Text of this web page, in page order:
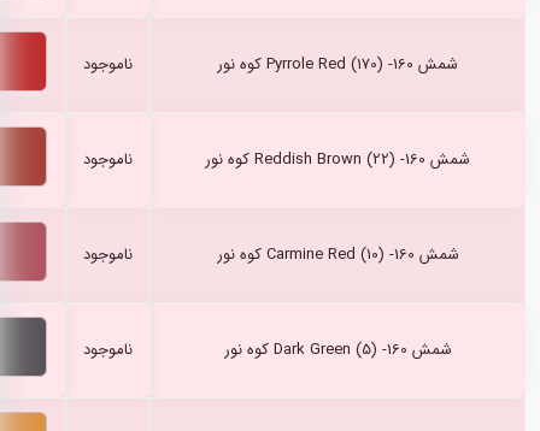
شمش Pyrrole Red (170) -160 کوه نور ناموجود
شمش Reddish Brown (22) -160 کوه نور ناموجود
شمش Carmine Red (10) -160 کوه نور ناموجود
شمش Dark Green (5) -160 کوه نور ناموجود